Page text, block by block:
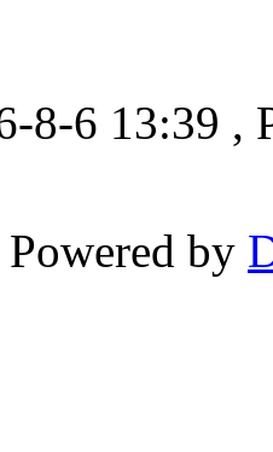
8-6 13:39 ,
by